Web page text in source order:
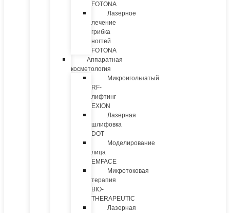
FOTONA
Лазерное
лечение
грибка
ногтей
FOTONA
Аппаратная
косметология
Микроигольчатый
RF-
лифтинг
EXION
Лазерная
шлифовка
DOT
Моделирование
лица
EMFACE
Микротоковая
терапия
BIO-
THERAPEUTIC
Лазерная